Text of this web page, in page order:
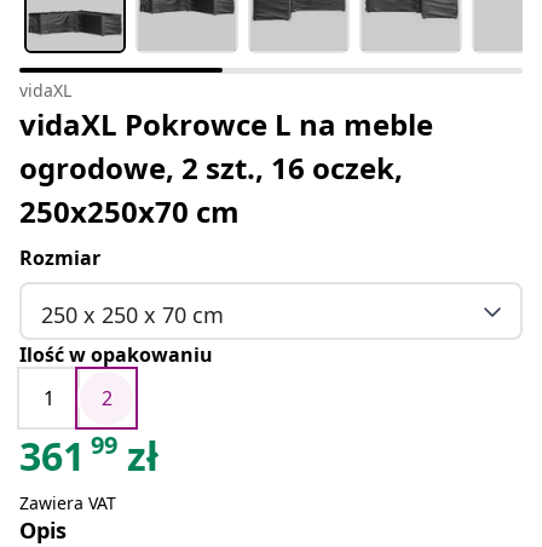
vidaXL
vidaXL Pokrowce L na meble
ogrodowe, 2 szt., 16 oczek,
250x250x70 cm
Rozmiar
250 x 250 x 70 cm
Ilość w opakowaniu
1
2
361 99 zł
Zawiera VAT
Opis